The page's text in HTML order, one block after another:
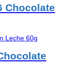
Chocolate